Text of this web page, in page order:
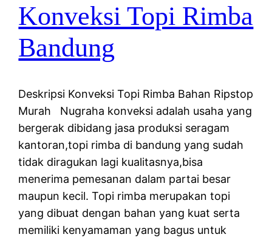
Konveksi Topi Rimba
Bandung
Deskripsi Konveksi Topi Rimba Bahan Ripstop
Murah Nugraha konveksi adalah usaha yang
bergerak dibidang jasa produksi seragam
kantoran,topi rimba di bandung yang sudah
tidak diragukan lagi kualitasnya,bisa
menerima pemesanan dalam partai besar
maupun kecil. Topi rimba merupakan topi
yang dibuat dengan bahan yang kuat serta
memiliki kenyamaman yang bagus untuk